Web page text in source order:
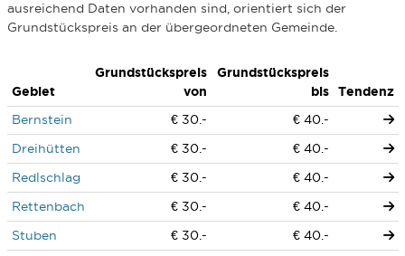
ausreichend Daten vorhanden sind, orientiert sich der
Grundstückspreis an der übergeordneten Gemeinde.
Gebiet
Grundstückspreis
von
Grundstückspreis
bis
Tendenz
Bernstein
€ 30.-
€ 40.-
Dreihütten
€ 30.-
€ 40.-
Redlschlag
€ 30.-
€ 40.-
Rettenbach
€ 30.-
€ 40.-
Stuben
€ 30.- € 40.-